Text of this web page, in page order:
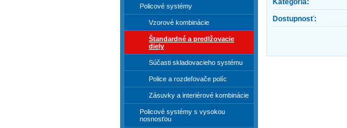
Kategória:
Dostupnosť:
Policové systémy
Vzorové kombinácie
Štandardné a predlžovacie
diely
Súčasti skladovacieho systému
Police a rozdeľovače políc
Zásuvky a interiérové kombinácie
Policové systémy s vysokou
nosnosťou